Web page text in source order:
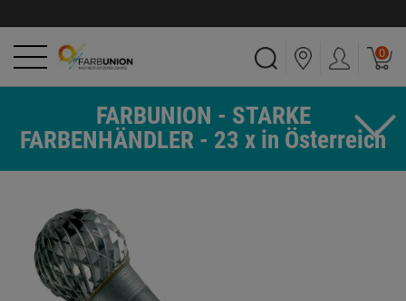
0
FARBUNION - STARKE
FARBENHÄNDLER - 23 x in Österreich